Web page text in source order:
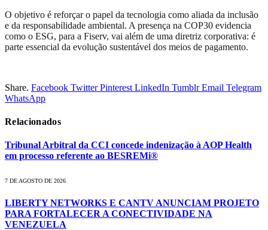
O objetivo é reforçar o papel da tecnologia como aliada da inclusão
e da responsabilidade ambiental. A presença na COP30 evidencia
como o ESG, para a Fiserv, vai além de uma diretriz corporativa: é
parte essencial da evolução sustentável dos meios de pagamento.
Share. Facebook Twitter Pinterest LinkedIn Tumblr Email Telegram
WhatsApp
Relacionados
Tribunal Arbitral da CCI concede indenização à AOP Health
em processo referente ao BESREMi®
7 DE AGOSTO DE 2026
LIBERTY NETWORKS E CANTV ANUNCIAM PROJETO
PARA FORTALECER A CONECTIVIDADE NA
VENEZUELA